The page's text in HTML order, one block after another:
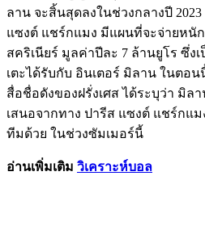
ลาน จะสิ้นสุดลงในช่วงกลางปี
แซงต์ แชร์กแมง มีแผนที่จะจ่ายหนั
สคริเนียร์ มูลค่าปีละ 7 ล้านยูโร ซึ่ง
เตะได้รับกับ อินเตอร์ มิลาน ในตอ
สื่อชื่อดังของฝรั่งเศส ได้ระบุว่า มิล
เสนอจากทาง ปารีส แซงต์ แชร์กแ
ทีมด้วย ในช่วงซัมเมอร์นี้
อ่านเพิ่มเติม วิเคราะห์บอล